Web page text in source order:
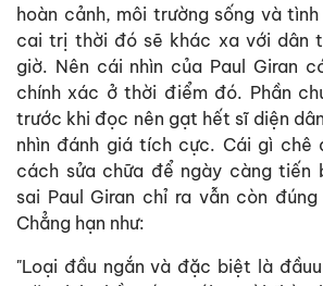
hoàn cảnh, môi trường sống và
cai trị thời đó sẽ khác xa với dân
giờ. Nên cái nhìn của Paul Giran
chính xác ở thời điểm đó. Phần
trước khi đọc nên gạt hết sĩ diện
nhìn đánh giá tích cực. Cái gì chê
cách sửa chữa để ngày càng tiến
sai Paul Giran chỉ ra vẫn còn
Chẳng hạn như:
"Loại đầu ngắn và đặc biệt là